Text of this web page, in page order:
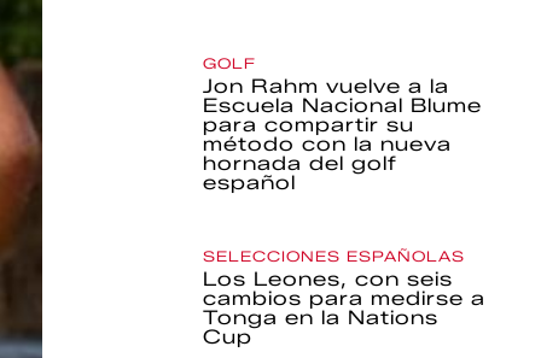
GOLF
Jon Rahm vuelve a la
Escuela Nacional Blume
para compartir su
método con la nueva
hornada del golf
español
SELECCIONES ESPAÑOLAS
Los Leones, con seis
cambios para medirse a
Tonga en la Nations
Cup